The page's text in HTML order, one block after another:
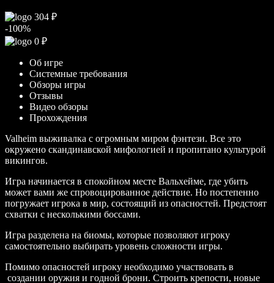
304 ₽
-100%
0 ₽
Об игре
Системные требования
Обзоры игры
Отзывы
Видео обзоры
Прохождения
Valheim выживалка с огромным миром фэнтези. Все это
окружено скандинавской мифологией и пропитано культурой
викингов.
Игра начинается в спокойном месте Вальхейме, где убить
может вами же спровоцированное действие. Но постепенно
погружает игрока в мир, состоящий из опасностей. Предстоят
схватки с несколькими боссами.
Игра разделена на биомы, которые позволяют игроку
самостоятельно выбирать уровень сложности игры.
Помимо опасностей игроку необходимо участвовать в
создании оружия и годной брони. Строить крепости, новые